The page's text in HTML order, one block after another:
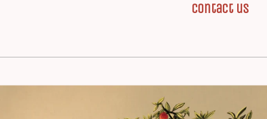
contact us